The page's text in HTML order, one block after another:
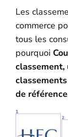
Les
commerce
tous les
pourquoi
classement,
de référence